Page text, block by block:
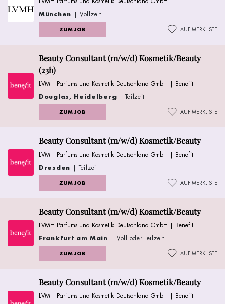
München | Vollzeit
ZUM JOB AUF MERKLISTE
Beauty Consultant (m/w/d) Kosmetik/Beauty
(23h)
LVMH Parfums und Kosmetik Deutschland GmbH | Benefit
Douglas, Heidelberg | Teilzeit
ZUM JOB AUF MERKLISTE
Beauty Consultant (m/w/d) Kosmetik/Beauty
LVMH Parfums und Kosmetik Deutschland GmbH | Benefit
Dresden | Teilzeit
ZUM JOB AUF MERKLISTE
Beauty Consultant (m/w/d) Kosmetik/Beauty
LVMH Parfums und Kosmetik Deutschland GmbH | Benefit
Frankfurt am Main | Voll-oder Teilzeit
ZUM JOB AUF MERKLISTE
Beauty Consultant (m/w/d) Kosmetik/Beauty
LVMH Parfums und Kosmetik Deutschland GmbH | Benefit